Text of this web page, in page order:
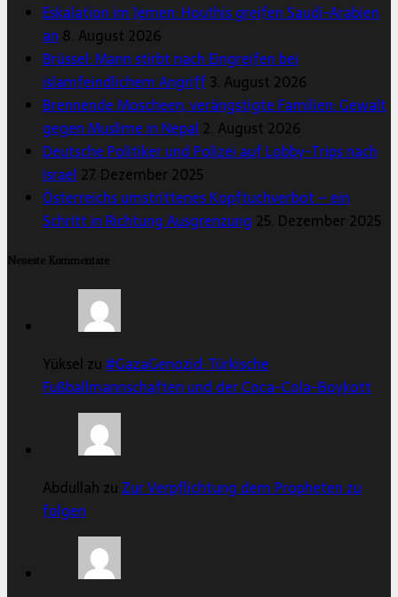
Eskalation im Jemen: Houthis greifen Saudi-Arabien
an8. August 2026
Brüssel: Mann stirbt nach Eingreifen bei
islamfeindlichem Angriff3. August 2026
Brennende Moscheen, verängstigte Familien: Gewalt
gegen Muslime in Nepal2. August 2026
Deutsche Politiker und Polizei auf Lobby-Trips nach
Israel27. Dezember 2025
Österreichs umstrittenes Kopftuchverbot – ein
Schritt in Richtung Ausgrenzung 25. Dezember 2025
Neueste Kommentare
Yüksel zu#GazaGenozid: Türkische
Fußballmannschaften und der Coca-Cola-Boykott
Abdullah zuZur Verpflichtung dem Propheten zu
folgen